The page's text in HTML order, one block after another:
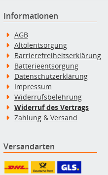
Informationen
AGB
Altölentsorgung
Barrierefreiheitserklärung
Batterieentsorgung
Datenschutzerklärung
Impressum
Widerrufsbelehrung
Widerruf des Vertrags
Zahlung & Versand
Versandarten